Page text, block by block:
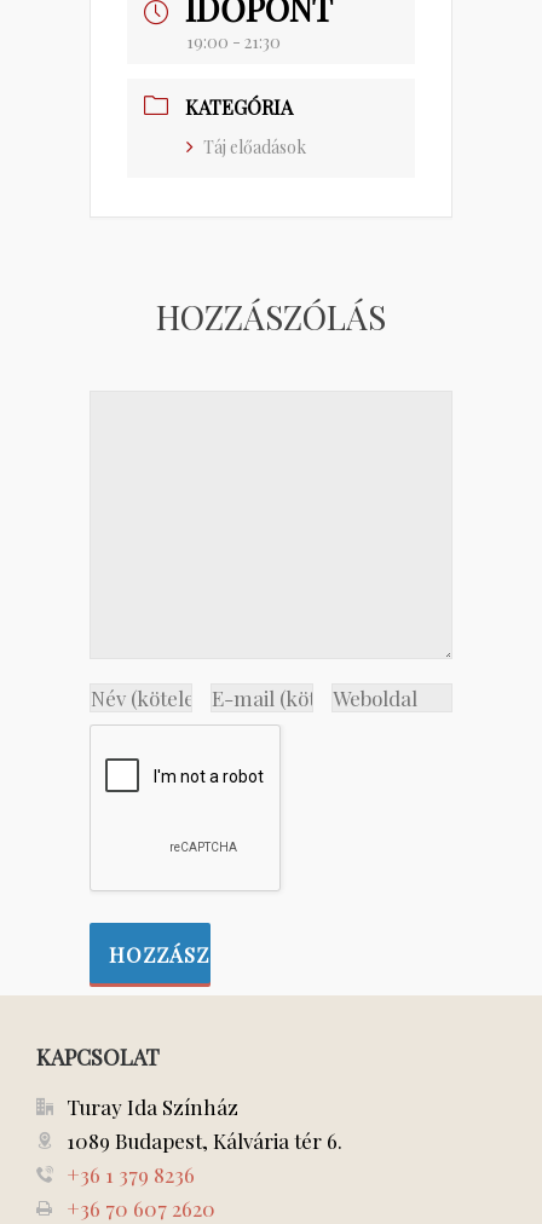
19:00 - 21:30
KATEGÓRIA
Táj előadások
HOZZÁSZÓLÁS
KAPCSOLAT
Turay Ida Színház
1089 Budapest, Kálvária tér 6.
+36 1 379 8236
+36 70 607 2620